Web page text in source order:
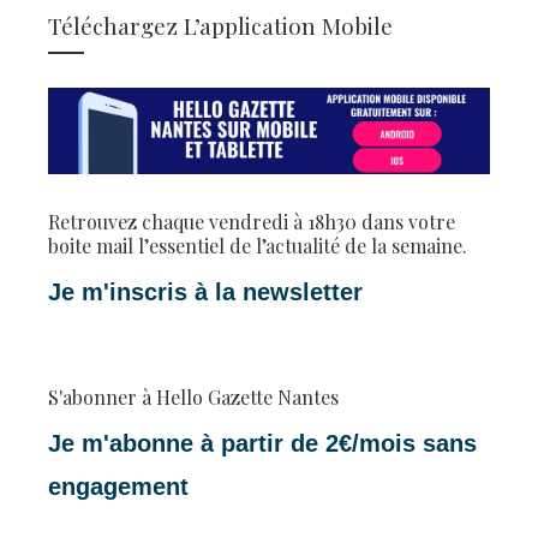
Téléchargez L’application Mobile
Retrouvez chaque vendredi à 18h30 dans votre
boite mail l’essentiel de l’actualité de la semaine.
Je m'inscris à la newsletter
S'abonner à Hello Gazette Nantes
Je m'abonne à partir de 2€/mois sans
engagement